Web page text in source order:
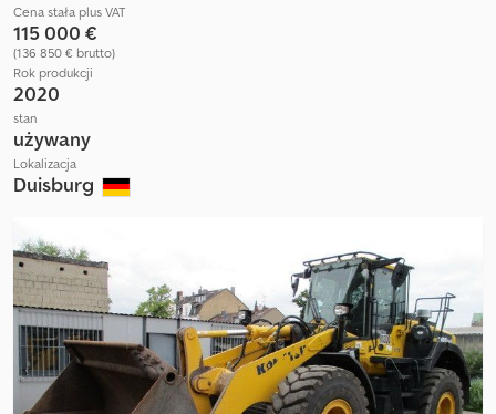
Cena stała plus VAT
115 000 €
(136 850 € brutto)
Rok produkcji
2020
stan
używany
Lokalizacja
Duisburg